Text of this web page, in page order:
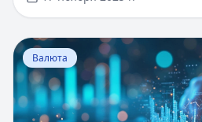
сумму до 5 миллионов рублей
быстрым онлайн-одобрением в
новых клиентов доступны
пониженной процентной
доходах и лишних документов.
возможно полностью
средств на карту.
Перейти к статье:
Валюта